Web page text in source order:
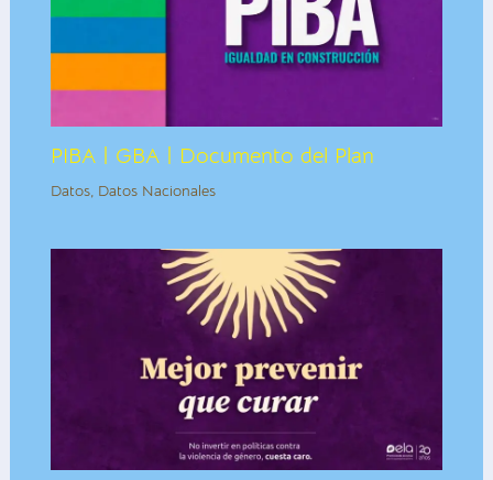
PIBA | GBA | Documento del Plan
Datos, Datos Nacionales